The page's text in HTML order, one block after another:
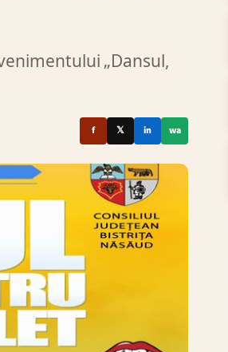
„Dansul,
f 𝕏 in wa